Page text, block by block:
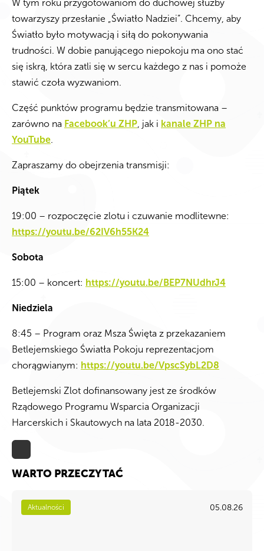
W tym roku przygotowaniom do duchowej służby
towarzyszy przesłanie „Światło Nadziei”. Chcemy, aby
Światło było motywacją i siłą do pokonywania
trudności. W dobie panującego niepokoju ma ono stać
się iskrą, która zatli się w sercu każdego z nas i pomoże
stawić czoła wyzwaniom.
Część punktów programu będzie transmitowana –
zarówno na Facebook’u ZHP, jak i kanale ZHP na
YouTube.
Zapraszamy do obejrzenia transmisji:
Piątek
19:00 – rozpoczęcie zlotu i czuwanie modlitewne:
https://youtu.be/62IV6h55K24
Sobota
15:00 – koncert: https://youtu.be/BEP7NUdhrJ4
Niedziela
8:45 – Program oraz Msza Święta z przekazaniem
Betlejemskiego Światła Pokoju reprezentacjom
chorągwianym: https://youtu.be/VpscSybL2D8
Betlejemski Zlot dofinansowany jest ze środków
Rządowego Programu Wsparcia Organizacji
Harcerskich i Skautowych na lata 2018-2030.
WARTO PRZECZYTAĆ
Aktualności 05.08.26